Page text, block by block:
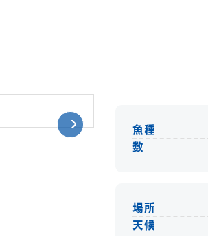
魚種
数
場所
天候